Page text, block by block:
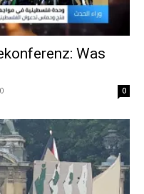
Was
0